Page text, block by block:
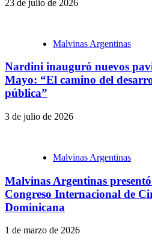
23 de julio de 2026
Malvinas Argentinas
Nardini inauguró nuevos
Mayo: “El camino del
pública”
3 de julio de 2026
Malvinas Argentinas
Malvinas Argentinas
Congreso Internacional de
Dominicana
1 de marzo de 2026